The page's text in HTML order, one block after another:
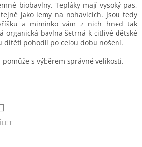
biobavlny. Tepláky mají vysoký pas,
jako lemy na nohavicích. Jsou tedy
a miminko vám z nich hned tak
organická bavlna šetrná k citlivé dětské
dítěti pohodlí po celou dobu nošení.
pomůže s výběrem správné velikosti.